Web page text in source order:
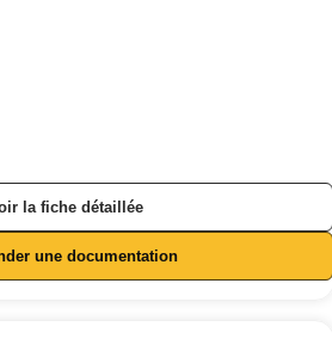
la fiche détaillée
une documentation